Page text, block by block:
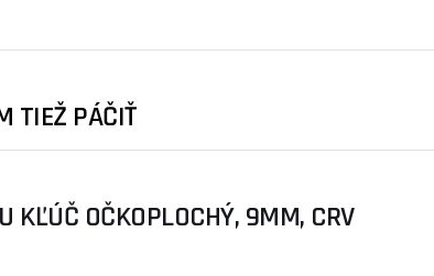
TIEŽ PÁČIŤ
KĽÚČ OČKOPLOCHÝ, 9MM, CRV